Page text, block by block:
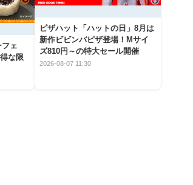
ェ
な限
ピザハット「ハットの日」8月は
新作ビビンバピザ登場！Mサイ
ズ810円～の特大セール開催
2026-08-07 11:30